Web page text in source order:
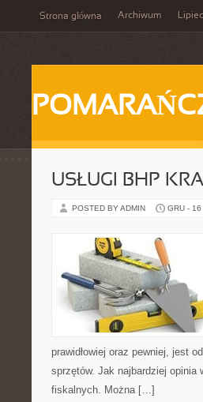
Strona główna Archiwum Lipiec
USŁUGI BHP
POSTED BY ADMIN GRU -
prawidłowiej oraz pewniej, jest
sprzętów. Jak najbardziej opinia
fiskalnych. Można […]